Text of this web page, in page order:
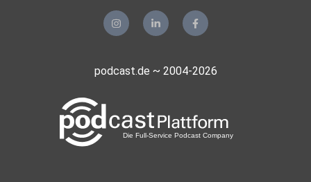
podcast.de ~ 2004-2026